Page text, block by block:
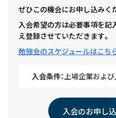
ぜひこの機会にお申し込みく
入会希望の方は必要事項を記
え登録させていただきます。
勉強会のスケジュールはこち
入会条件：上場企業およ
入会のお申し